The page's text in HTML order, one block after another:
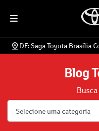
DF: Saga Toyota Brasília
Blog